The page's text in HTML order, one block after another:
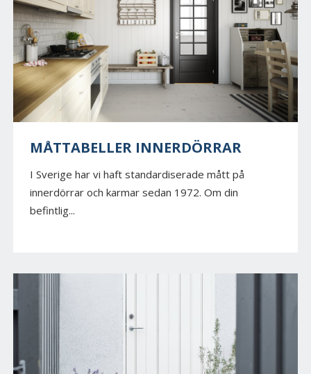
MÅTTABELLER INNERDÖRRAR
I Sverige har vi haft standardiserade mått på
innerdörrar och karmar sedan 1972. Om din
befintlig...